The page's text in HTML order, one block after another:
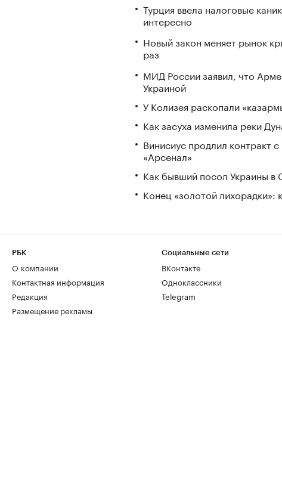
Турция ввела налоговые
интересно
Новый закон меняет рынок
раз
МИД России заявил, что
Украиной
У Колизея раскопали
Как засуха изменила реки
Винисиус продлил контракт
«Арсенал»
Как бывший посол Украины в
Конец «золотой лихорадки»:
РБК
О компании
Контактная информация
Редакция
Размещение рекламы
Социальные сети
ВКонтакте
Одноклассники
Telegram